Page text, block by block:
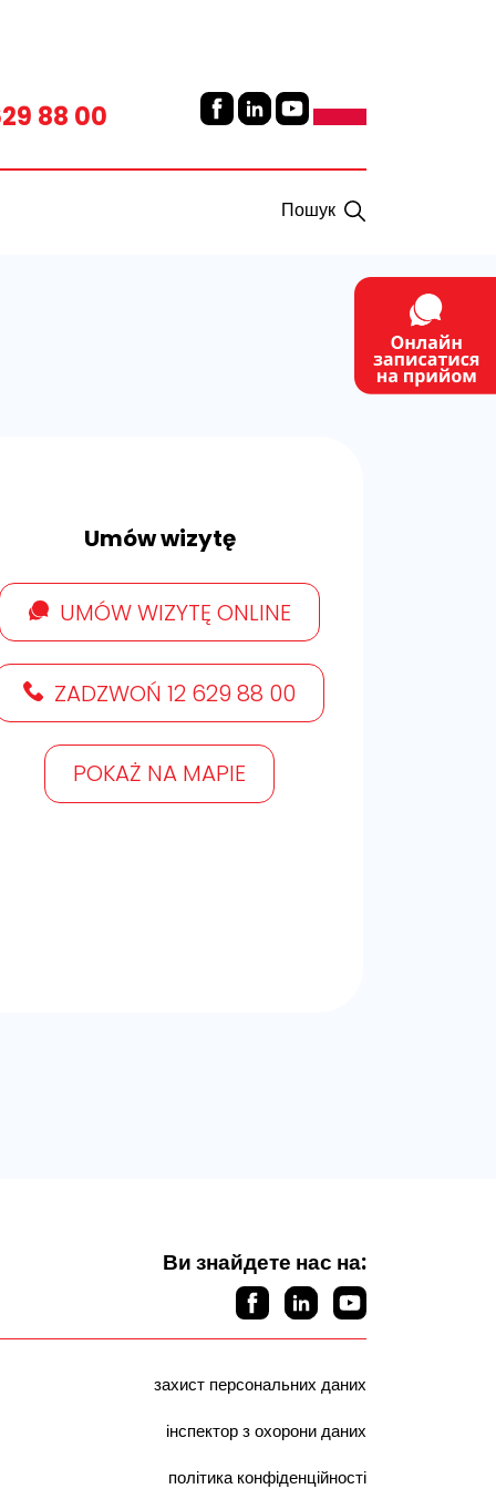
88 00
Пошук
Umów wizytę
UMÓW WIZYTĘ ONLINE
ZADZWOŃ 12 629 88 00
POKAŻ NA MAPIE
Ви знайдете нас на:
захист персональних даних
інспектор з охорони даних
політика конфіденційності